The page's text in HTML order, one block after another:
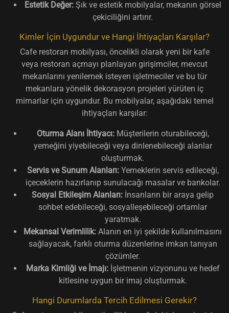
Estetik Değer:Şık ve estetik mobilyalar, mekanın görsel
çekiciliğini artırır.
Kimler İçin Uygundur ve Hangi İhtiyaçları Karşılar?
Cafe restoran mobilyası, öncelikli olarak yeni bir kafe
veya restoran açmayı planlayan girişimciler, mevcut
mekanlarını yenilemek isteyen işletmeciler ve bu tür
mekanlara yönelik dekorasyon projeleri yürüten iç
mimarlar için uygundur. Bu mobilyalar, aşağıdaki temel
ihtiyaçları karşılar:
Oturma Alanı İhtiyacı:Müşterilerin oturabileceği,
yemeğini yiyebileceği veya dinlenebileceği alanlar
oluşturmak.
Servis ve Sunum Alanları:Yemeklerin servis edileceği,
içeceklerin hazırlanıp sunulacağı masalar ve bankolar.
Sosyal Etkileşim Alanları: İnsanların bir araya gelip
sohbet edebileceği, sosyalleşebileceği ortamlar
yaratmak.
Mekansal Verimlilik: Alanın en iyi şekilde kullanılmasını
sağlayacak, farklı oturma düzenlerine imkan tanıyan
çözümler.
Marka Kimliği ve İmajı:İşletmenin vizyonunu ve hedef
kitlesine uygun bir imaj oluşturmak.
Hangi Durumlarda Tercih Edilmesi Gerekir?